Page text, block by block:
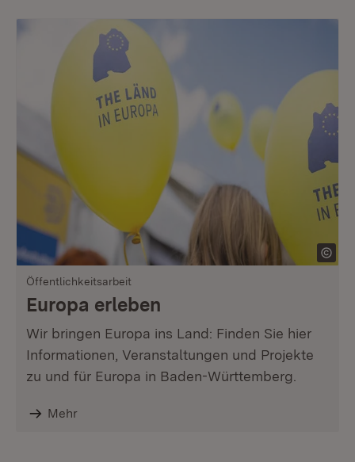
Öffentlichkeitsarbeit
Europa erleben
Wir bringen Europa ins Land: Finden Sie hier
Informationen, Veranstaltungen und Projekte
zu und für Europa in Baden-Württemberg.
Mehr